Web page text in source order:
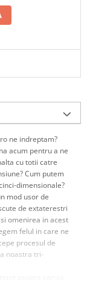
ne indreptam?
acum pentru a ne
cu totii catre
Cum putem
dimensionale?
mod usor de
de extaterestri
omenirea in acest
felul in care ne
procesul de
noastra tri-